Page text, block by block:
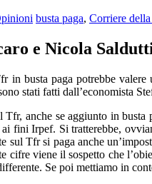
busta paga, Corriere della
e Nicola
in busta paga potrebbe
stati fatti dall’economista
Tfr, anche se aggiunto in
fini Irpef. Si tratterebbe,
sul Tfr si paga anche
cifre viene il sospetto che
Se poi mettiamo in